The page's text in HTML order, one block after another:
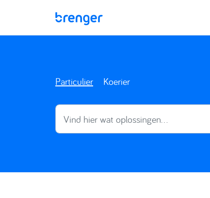
Particulier Koerier